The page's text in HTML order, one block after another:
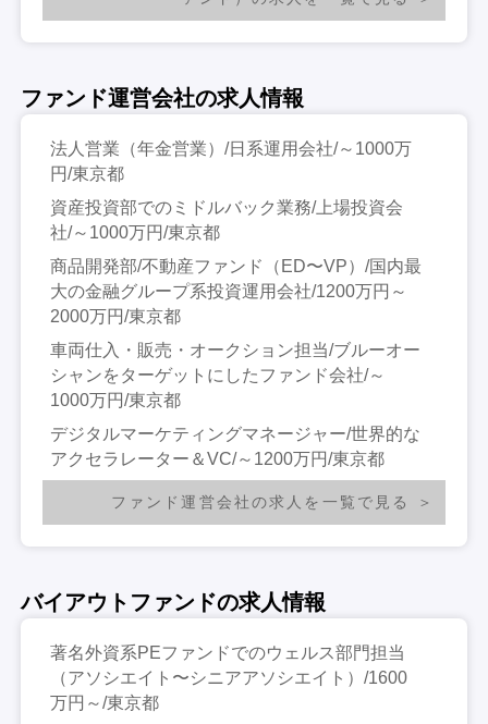
ファンド運営会社の求人情報
法人営業（年金営業）/日系運用会社/～1000万
円/東京都
資産投資部でのミドルバック業務/上場投資会
社/～1000万円/東京都
商品開発部/不動産ファンド（ED〜VP）/国内最
大の金融グループ系投資運用会社/1200万円～
2000万円/東京都
車両仕入・販売・オークション担当/ブルーオー
シャンをターゲットにしたファンド会社/～
1000万円/東京都
デジタルマーケティングマネージャー/世界的な
アクセラレーター＆VC/～1200万円/東京都
ファンド運営会社の求人を一覧で見る
バイアウトファンドの求人情報
著名外資系PEファンドでのウェルス部門担当
（アソシエイト〜シニアアソシエイト）/1600
万円～/東京都